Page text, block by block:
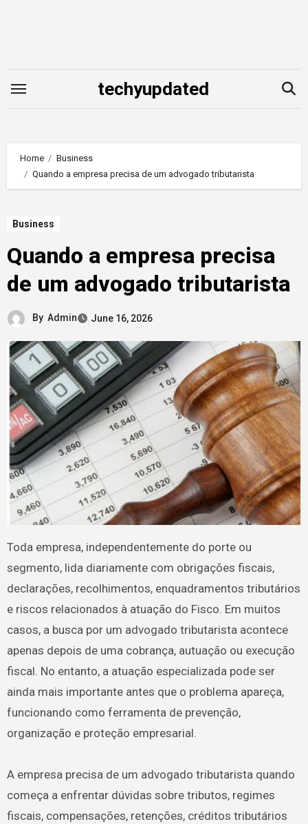
techyupdated
Home
Business
Quando a empresa precisa de um advogado tributarista
Business
Quando a empresa precisa
de um advogado tributarista
By Admin June 16, 2026
Toda empresa, independentemente do porte ou
segmento, lida diariamente com obrigações fiscais,
declarações, recolhimentos, enquadramentos tributários
e riscos relacionados à atuação do Fisco. Em muitos
casos, a busca por um advogado tributarista acontece
apenas depois de uma cobrança, autuação ou execução
fiscal. No entanto, a atuação especializada pode ser
ainda mais importante antes que o problema apareça,
funcionando como ferramenta de prevenção,
organização e proteção empresarial.
A empresa precisa de um advogado tributarista quando
começa a enfrentar dúvidas sobre tributos, regimes
fiscais, compensações, retenções, créditos tributários